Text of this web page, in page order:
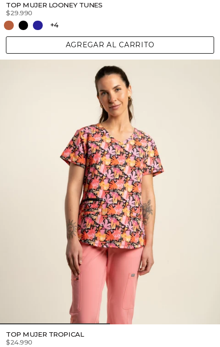
TOP MUJER LOONEY TUNES
$29.990
+4
AGREGAR AL CARRITO
TOP MUJER TROPICAL
$24.990